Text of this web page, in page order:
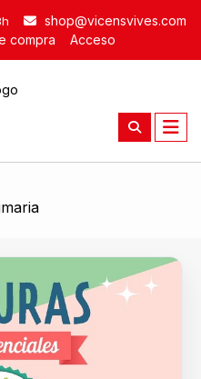
shop@vicensvives.com
compra
Acceso